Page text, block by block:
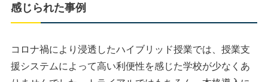
感じられた事例
コロナ禍により浸透したハイブリッド授業では、授業支
援システムによって高い利便性を感じた学校が少なくあ